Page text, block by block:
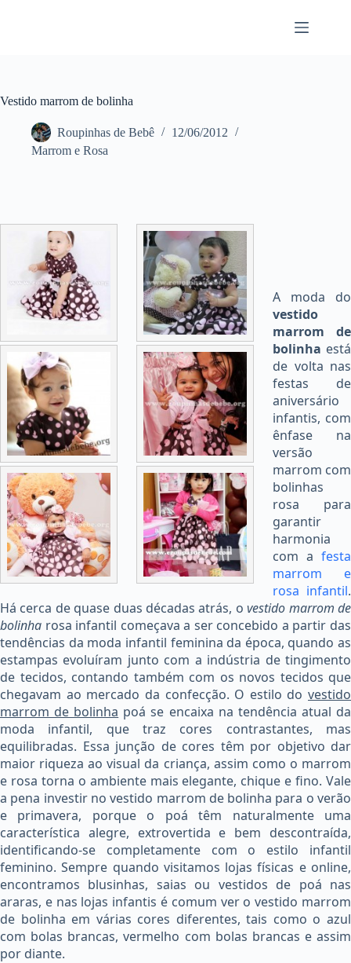
Vestido marrom de bolinha
Roupinhas de Bebê
12/06/2012
Marrom e Rosa
A moda do
vestido
marrom de
bolinha está
de volta nas
festas de
aniversário
infantis, com
ênfase na
versão
marrom com
bolinhas
rosa para
garantir
harmonia
com a festa
marrom e
rosa infantil.
Há cerca de quase duas décadas atrás, ovestido marrom de
bolinha rosa infantil começava a ser concebido a partir das
tendências da moda infantil feminina da época, quando as
estampas evoluíram junto com a indústria de tingimento
de tecidos, contando também com os novos tecidos que
chegavam ao mercado da confecção. O estilo do vestido
marrom de bolinha poá se encaixa na tendência atual da
moda infantil, que traz cores contrastantes, mas
equilibradas. Essa junção de cores têm por objetivo dar
maior riqueza ao visual da criança, assim como o marrom
e rosa torna o ambiente mais elegante, chique e fino. Vale
a pena investir no vestido marrom de bolinha para o verão
e primavera, porque o poá têm naturalmente uma
característica alegre, extrovertida e bem descontraída,
identificando-se completamente com o estilo infantil
feminino. Sempre quando visitamos lojas físicas e online,
encontramos blusinhas, saias ou vestidos de poá nas
araras, e nas lojas infantis é comum ver o vestido marrom
de bolinha em várias cores diferentes, tais como o azul
com bolas brancas, vermelho com bolas brancas e assim
por diante.